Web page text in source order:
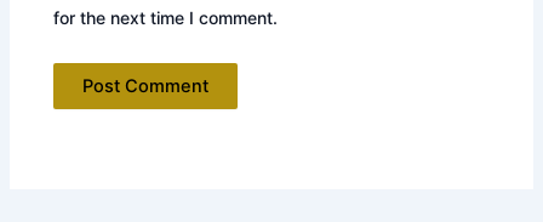
for the next time I comment.